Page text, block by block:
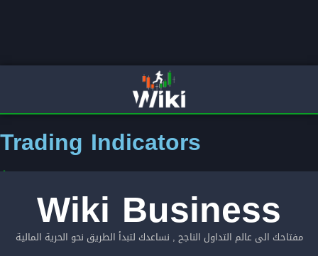
Trading Indicators
Wiki Business
مفتاحك الى عالم التداول الناجح , نساعدك لتبدأ الطريق نحو الحرية المالية